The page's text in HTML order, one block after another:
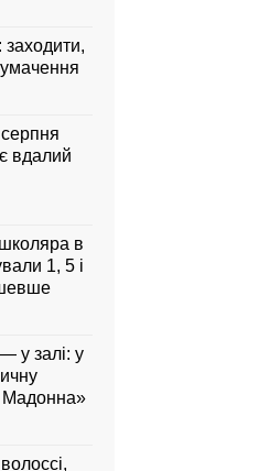
заходити,
вдалий
в
1, 5 і
у залі: у
Мадонна»